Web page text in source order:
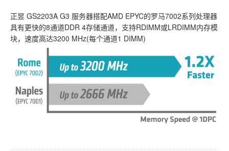
正昱 GS2203A G3 服务器搭配AMD EPYC的罗马7002系列处理器
具有更快的8通道DDR 4存储通道，支持RDIMM或LRDIMM内存模
块，速度高达3200 MHz(每个通道1 DIMM)